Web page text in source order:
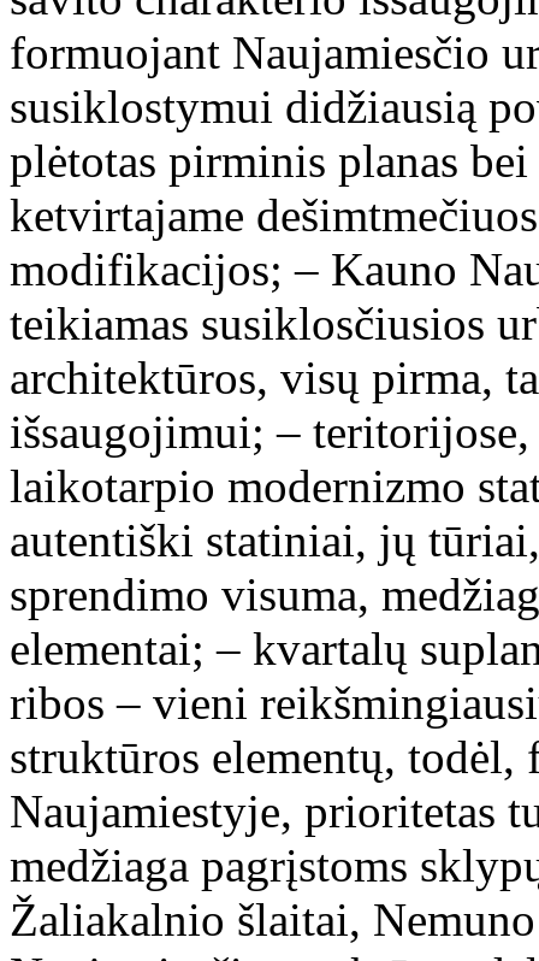
formuojant Naujamiesčio
susiklostymui didžiausią
plėtotas pirminis planas
ketvirtajame
modifikacijos; – Kauno
teikiamas susiklosčiusios
architektūros, visų pirma,
išsaugojimui; –
laikotarpio modernizmo
autentiški statiniai, jų
sprendimo visuma,
elementai; – kvartalų
ribos – vieni
struktūros elementų, todėl,
Naujamiestyje, prioritetas
medžiaga pagrįstoms
Žaliakalnio šlaitai,